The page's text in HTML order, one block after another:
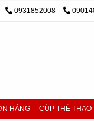
0931852008
HÀNG CÚP THỂ THAO